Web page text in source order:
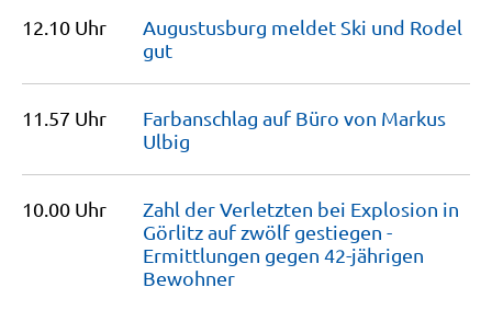
12.10 Uhr
Augustusburg meldet Ski und Rodel
gut
11.57 Uhr
Farbanschlag auf Büro von Markus
Ulbig
10.00 Uhr
Zahl der Verletzten bei Explosion in
Görlitz auf zwölf gestiegen -
Ermittlungen gegen 42-jährigen
Bewohner